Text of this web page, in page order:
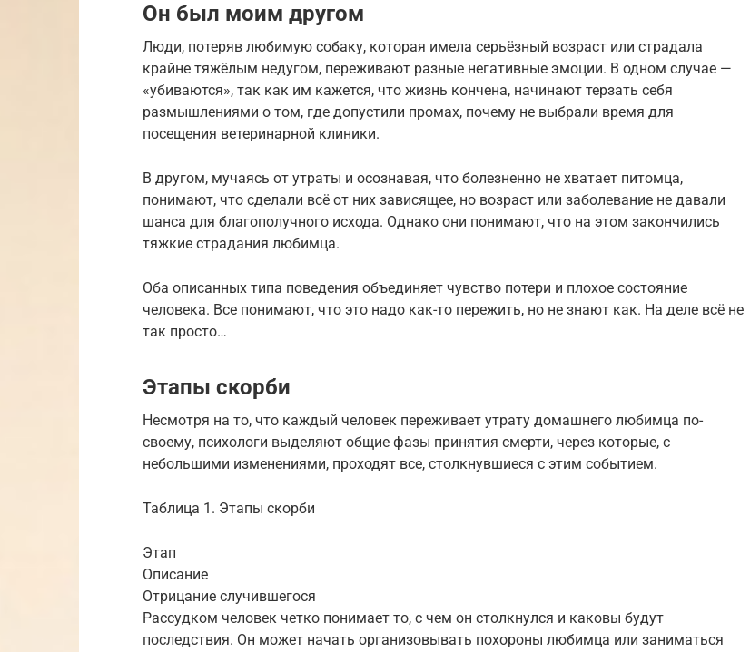
Он был моим другом
Люди, потеряв любимую собаку, которая имела серьёзный возраст или страдала
крайне тяжёлым недугом, переживают разные негативные эмоции. В одном случае —
«убиваются», так как им кажется, что жизнь кончена, начинают терзать себя
размышлениями о том, где допустили промах, почему не выбрали время для
посещения ветеринарной клиники.
В другом, мучаясь от утраты и осознавая, что болезненно не хватает питомца,
понимают, что сделали всё от них зависящее, но возраст или заболевание не давали
шанса для благополучного исхода. Однако они понимают, что на этом закончились
тяжкие страдания любимца.
Оба описанных типа поведения объединяет чувство потери и плохое состояние
человека. Все понимают, что это надо как-то пережить, но не знают как. На деле всё не
так просто…
Этапы скорби
Несмотря на то, что каждый человек переживает утрату домашнего любимца по-
своему, психологи выделяют общие фазы принятия смерти, через которые, с
небольшими изменениями, проходят все, столкнувшиеся с этим событием.
Таблица 1. Этапы скорби
Этап
Описание
Отрицание случившегося
Рассудком человек четко понимает то, с чем он столкнулся и каковы будут
последствия. Он может начать организовывать похороны любимца или заниматься